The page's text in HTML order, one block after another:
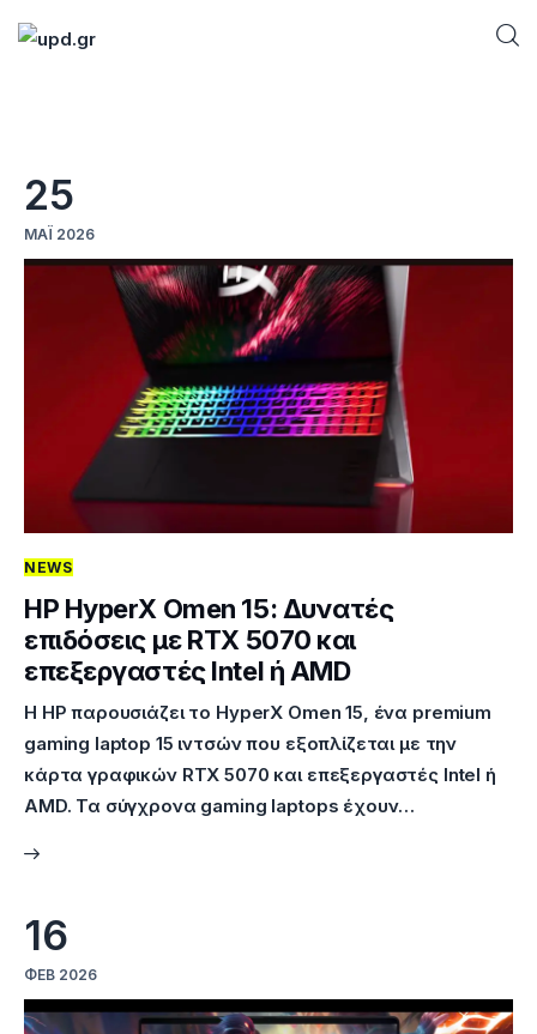
Games
Futuring
AI news
25
ΜΆΙ 2026
NEWS
HP HyperX Omen 15: Δυνατές
επιδόσεις με RTX 5070 και
επεξεργαστές Intel ή AMD
Η HP παρουσιάζει το HyperX Omen 15, ένα premium
gaming laptop 15 ιντσών που εξοπλίζεται με την
κάρτα γραφικών RTX 5070 και επεξεργαστές Intel ή
AMD. Τα σύγχρονα gaming laptops έχουν…
16
ΦΕΒ 2026